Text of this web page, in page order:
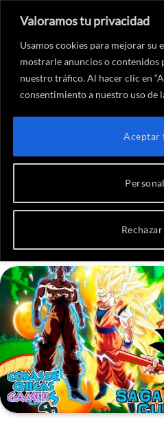
Valoramos tu privacidad
Usamos cookies para mejorar su
mostrarle anuncios o contenidos
nuestro tráfico. Al hacer clic en
consentimiento a nuestro uso de
Aceptar
Inicio - Anime y Manga - Curiosidades
Curiosidades